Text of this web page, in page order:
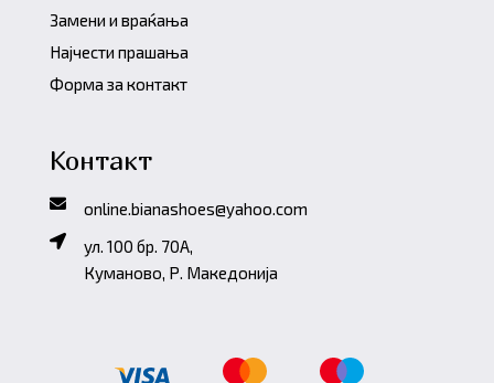
Замени и враќања
Најчести прашања
Форма за контакт
Контакт
online.bianashoes@yahoo.com
ул. 100 бр. 70A,
Куманово, Р. Македонија